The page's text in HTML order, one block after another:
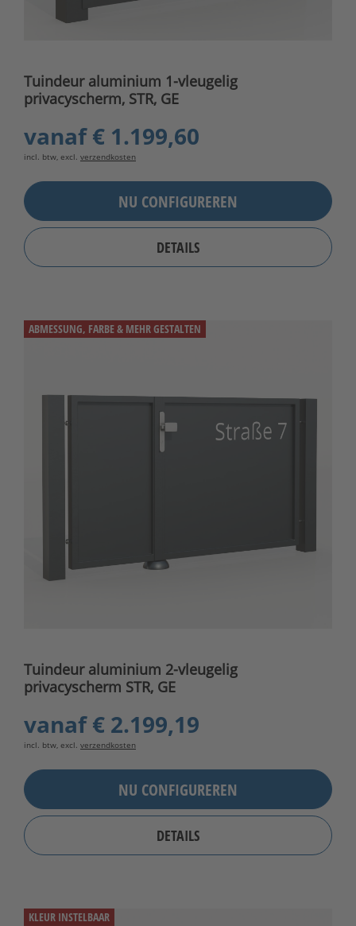
Tuindeur aluminium 1-vleugelig
privacyscherm, STR, GE
vanaf€ 1.199,60
incl. btw, excl. verzendkosten
NU CONFIGUREREN
DETAILS
ABMESSUNG, FARBE & MEHR GESTALTEN
Tuindeur aluminium 2-vleugelig
privacyscherm STR, GE
vanaf€ 2.199,19
incl. btw, excl. verzendkosten
NU CONFIGUREREN
DETAILS
KLEUR INSTELBAAR